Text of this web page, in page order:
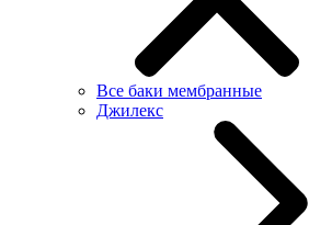
Все баки мембранные
Джилекс